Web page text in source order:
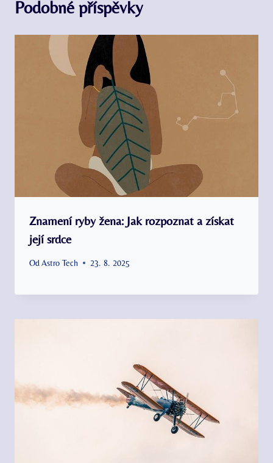
Podobné příspěvky
Znamení ryby žena: Jak rozpoznat a získat
její srdce
Od Astro Tech 23. 8. 2025